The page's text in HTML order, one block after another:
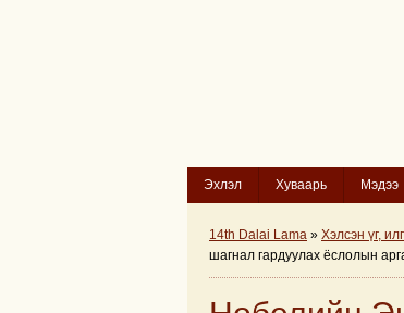
Эхлэл Хуваарь Мэдээ
14th Dalai Lama » Хэлсэн үг,
шагнал гардуулах ёслолын